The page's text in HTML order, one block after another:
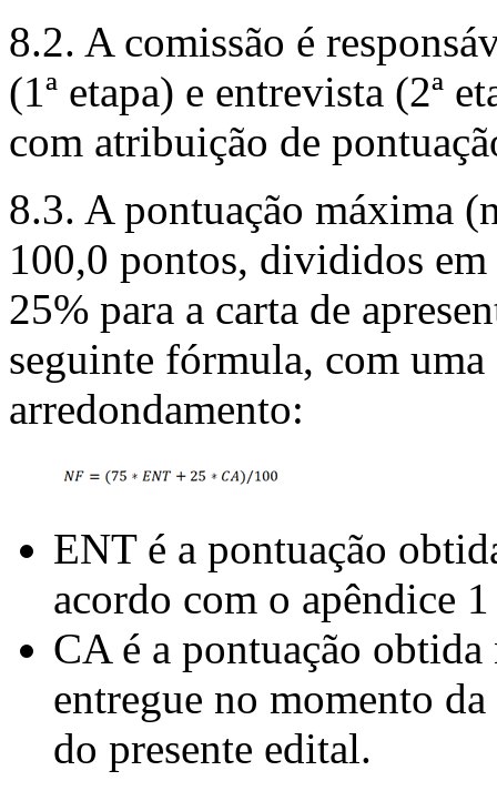
8.2. A comissão é
(1ª etapa) e entrevista (2ª
com atribuição de
8.3. A pontuação máxima
100,0 pontos, divididos
25% para a carta de
seguinte fórmula, com uma
arredondamento:
ENT é a pontuação
acordo com o apêndice
CA é a pontuação obtida
entregue no momento
do presente edital.